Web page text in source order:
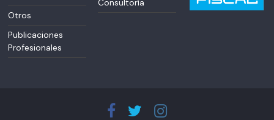
Otros
Publicaciones
Profesionales
Consultoría